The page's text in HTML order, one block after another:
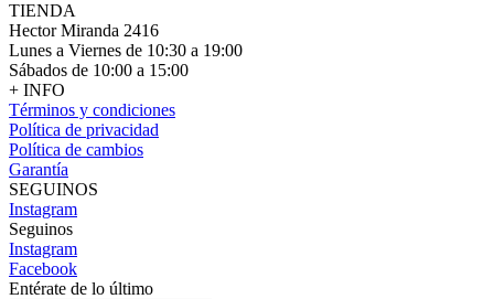
TIENDA
Hector Miranda 2416
Lunes a Viernes de 10:30 a 19:00
Sábados de 10:00 a 15:00
+ INFO
Términos y condiciones
Política de privacidad
Política de cambios
Garantía
SEGUINOS
Instagram
Seguinos
Instagram
Facebook
Entérate de lo último